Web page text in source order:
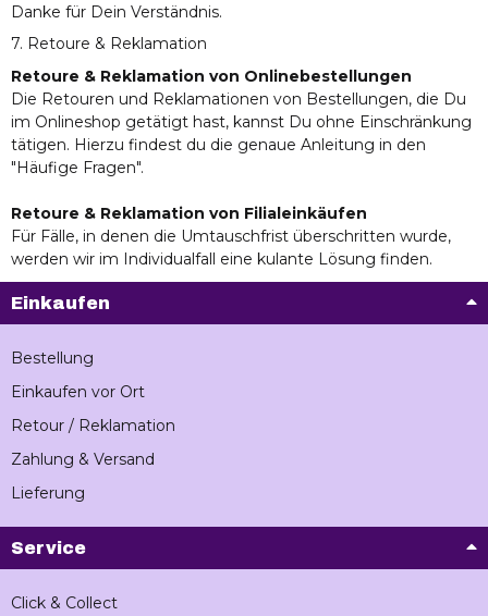
Danke für Dein Verständnis.
7. Retoure & Reklamation
Retoure & Reklamation von Onlinebestellungen
Die Retouren und Reklamationen von Bestellungen, die Du
im Onlineshop getätigt hast, kannst Du ohne Einschränkung
tätigen. Hierzu findest du die genaue Anleitung in den
"Häufige Fragen".
Retoure & Reklamation von Filialeinkäufen
Für Fälle, in denen die Umtauschfrist überschritten wurde,
werden wir im Individualfall eine kulante Lösung finden.
Einkaufen
Bestellung
Einkaufen vor Ort
Retour / Reklamation
Zahlung & Versand
Lieferung
Service
Click & Collect